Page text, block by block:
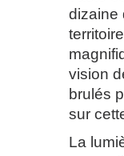
dizaine
vision
brulés
sur
La